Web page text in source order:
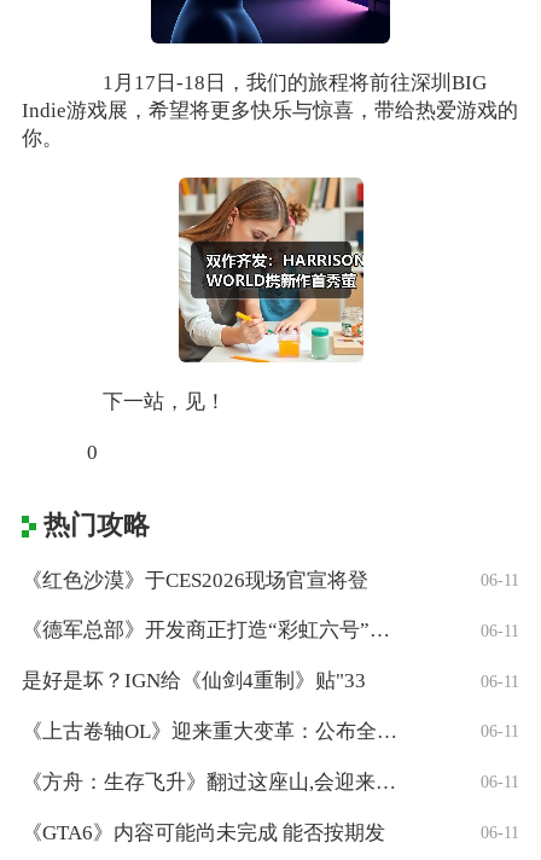
1月17日-18日，我们的旅程将前往深圳BIG
Indie游戏展，希望将更多快乐与惊喜，带给热爱游戏的
你。
下一站，见！
0
热门攻略
《红色沙漠》于CES2026现场官宣将登 06-11
《德军总部》开发商正打造“彩虹六号”风格 06-11
是好是坏？IGN给《仙剑4重制》贴"33 06-11
《上古卷轴OL》迎来重大变革：公布全新「 06-11
《方舟：生存飞升》翻过这座山,会迎来真正 06-11
《GTA6》内容可能尚未完成 能否按期发 06-11